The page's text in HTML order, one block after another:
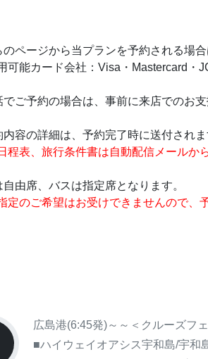
のページから当プランを予約される場
可能カード会社：Visa・Mastercard・
でご予約の場合は、事前に来店でのお
内容の詳細は、予約完了時に送付され
程表、旅行条件書は自動配信メールか
由席、バスは指定席となります。
定のご希望はお受けできませんので、
広島港(6:45発)～～＜クルーズフ
■ハイウェイオアシス宇和島/宇和